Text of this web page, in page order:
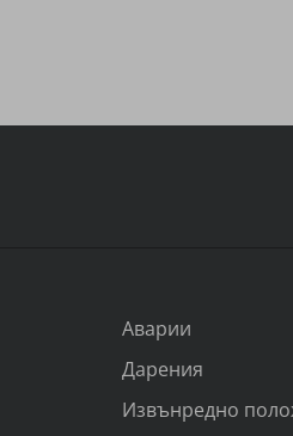
Аварии
Дарения
Извънредно